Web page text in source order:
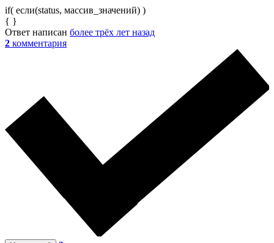
if( если(status, массив_значений) )
{ }
Ответ написан более трёх лет назад
2 комментария